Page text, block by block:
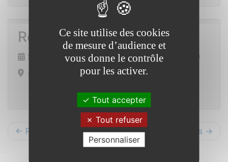
Repas du foot
Samedi 2 décembre 2023 de 19h00 à 23h30
Ensemble polyvalent
← Précédents Suivants →
Ce site utilise des cookies
de mesure d’audience et
vous donne le contrôle
pour les activer.
Tout accepter
Tout refuser
Personnaliser